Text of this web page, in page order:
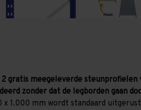
gratis meegeleverde
zonder dat de legborden gaan
1.000 mm wordt standaard